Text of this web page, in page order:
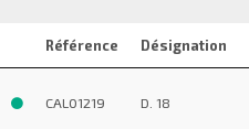
Référence Désignation
CAL01219 D. 18